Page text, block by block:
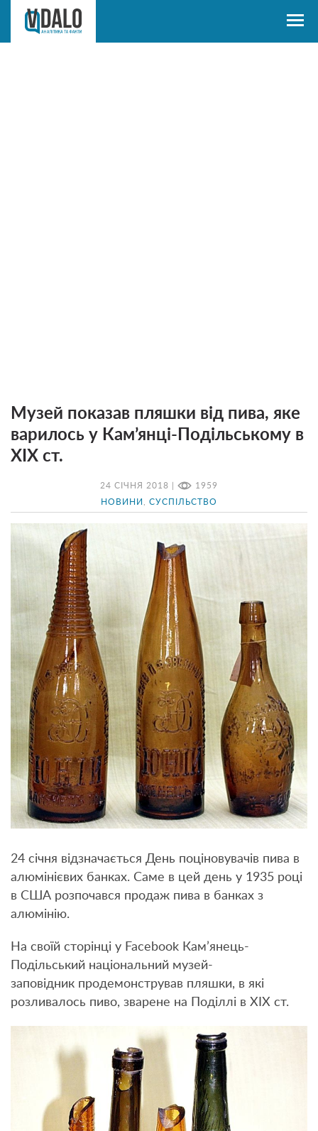
24 СІЧНЯ 2018 | 1959
НОВИНИ СУСПІЛЬСТВО
Музей показав пляшки від пива, яке
варилось у Кам’янці-Подільському в
ХІХ ст.
24 січня відзначається День поціновувачів пива в
алюмінієвих банках. Саме в цей день у 1935 році
в США розпочався продаж пива в банках з
алюмінію.
На своїй сторінці у Facebook Кам’янець-
Подільський національний музей-
заповідник продемонстрував пляшки, в які
розливалось пиво, зварене на Поділлі в ХІХ ст.